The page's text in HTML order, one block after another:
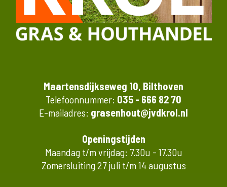
Maartensdijkseweg 10, Bilthoven
Telefoonnummer: 035 - 666 82 70
E-mailadres: grasenhout@jvdkrol.nl
Openingstijden
Maandag t/m vrijdag: 7.30u - 17.30u
Zomersluiting 27 juli t/m 14 augustus